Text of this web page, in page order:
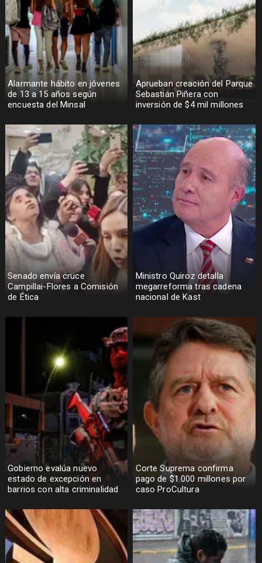
Alarmante hábito en jóvenes
de 13 a 15 años según
encuesta del Minsal
Aprueban creación del Parque
Sebastián Piñera con
inversión de $4 mil millones
Senado envía cruce
Campillai-Flores a Comisión
de Ética
Ministro Quiroz detalla
megarreforma tras cadena
nacional de Kast
Gobierno evalúa nuevo
estado de excepción en
barrios con alta criminalidad
Corte Suprema confirma
pago de $1.000 millones por
caso ProCultura